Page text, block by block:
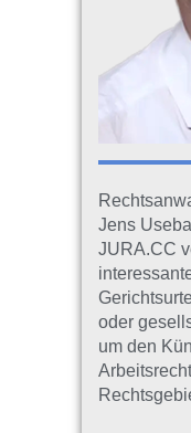
Jens
JURA.CC
oder
um den